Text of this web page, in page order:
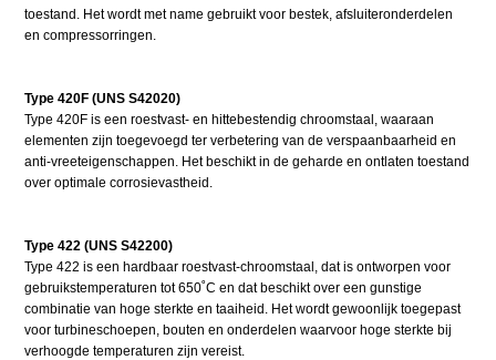
toestand. Het wordt met name gebruikt voor bestek, afsluiteronderdelen
en compressorringen.
Type 420F (UNS S42020)
Type 420F is een roestvast- en hittebestendig chroomstaal, waaraan
elementen zijn toegevoegd ter verbetering van de verspaanbaarheid en
anti-vreeteigenschappen. Het beschikt in de geharde en ontlaten toestand
over optimale corrosievastheid.
Type 422 (UNS S42200)
Type 422 is een hardbaar roestvast-chroomstaal, dat is ontworpen voor
gebruikstemperaturen tot 650˚C en dat beschikt over een gunstige
combinatie van hoge sterkte en taaiheid. Het wordt gewoonlijk toegepast
voor turbineschoepen, bouten en onderdelen waarvoor hoge sterkte bij
verhoogde temperaturen zijn vereist.